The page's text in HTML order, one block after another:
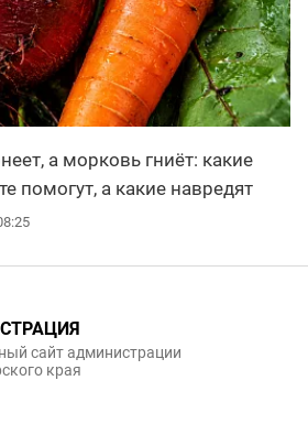
а морковь гниёт: какие
помогут, а какие навредят
сайт администрации
края